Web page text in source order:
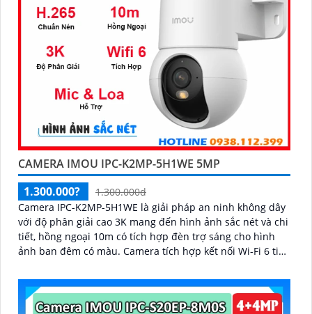
CAMERA IMOU IPC-K2MP-5H1WE 5MP
1.300.000?
1.300.000d
Camera IPC-K2MP-5H1WE là giải pháp an ninh không dây
với độ phân giải cao 3K mang đến hình ảnh sắc nét và chi
tiết, hồng ngoại 10m có tích hợp đèn trợ sáng cho hình
ảnh ban đêm có màu. Camera tích hợp kết nối Wi-Fi 6 tiện